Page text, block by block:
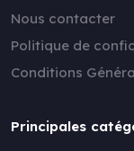
Nous contacter
Politique de
Conditions
Principales